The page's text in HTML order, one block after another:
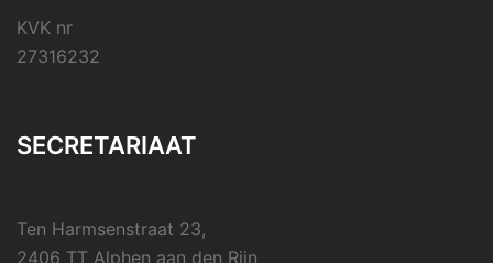
KVK nr
27316232
SECRETARIAAT
Ten Harmsenstraat 23,
2406 TT Alphen aan den Rijn